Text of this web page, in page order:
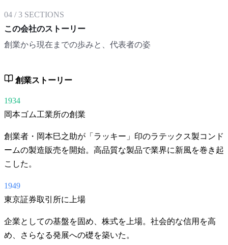
04 /3 SECTIONS
この会社のストーリー
創業から現在までの歩みと、代表者の姿
創業ストーリー
1934
岡本ゴム工業所の創業
創業者・岡本巳之助が「ラッキー」印のラテックス製コンド
ームの製造販売を開始。高品質な製品で業界に新風を巻き起
こした。
1949
東京証券取引所に上場
企業としての基盤を固め、株式を上場。社会的な信用を高
め、さらなる発展への礎を築いた。